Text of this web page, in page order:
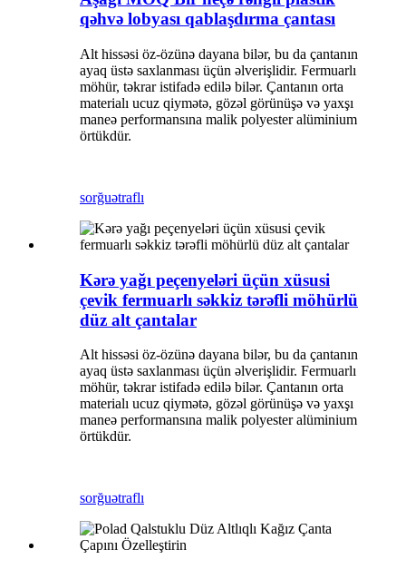
qəhvə lobyası qablaşdırma çantası
Alt hissəsi öz-özünə dayana bilər, bu da çantanın
ayaq üstə saxlanması üçün əlverişlidir. Fermuarlı
möhür, təkrar istifadə edilə bilər. Çantanın orta
materialı ucuz qiymətə, gözəl görünüşə və yaxşı
maneə performansına malik polyester alüminium
örtükdür.
sorğuətraflı
Kərə yağı peçenyeləri üçün xüsusi
çevik fermuarlı səkkiz tərəfli möhürlü
düz alt çantalar
Alt hissəsi öz-özünə dayana bilər, bu da çantanın
ayaq üstə saxlanması üçün əlverişlidir. Fermuarlı
möhür, təkrar istifadə edilə bilər. Çantanın orta
materialı ucuz qiymətə, gözəl görünüşə və yaxşı
maneə performansına malik polyester alüminium
örtükdür.
sorğuətraflı